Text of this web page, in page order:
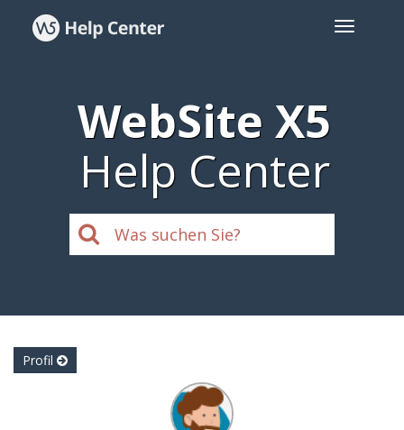
WebSite X5
Help Center
Profil